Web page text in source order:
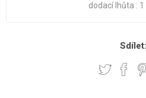
dodací lhůta : 1
Sdílet: